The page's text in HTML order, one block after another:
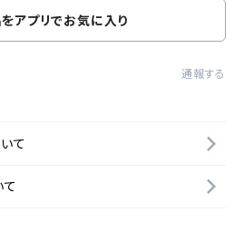
アプリでお気に入り
通報する
て